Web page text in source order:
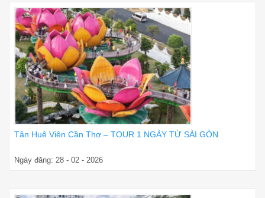
Tân Huê Viên Cần Thơ – TOUR 1 NGÀY TỪ SÀI GÒN
Ngày đăng: 28 - 02 - 2026